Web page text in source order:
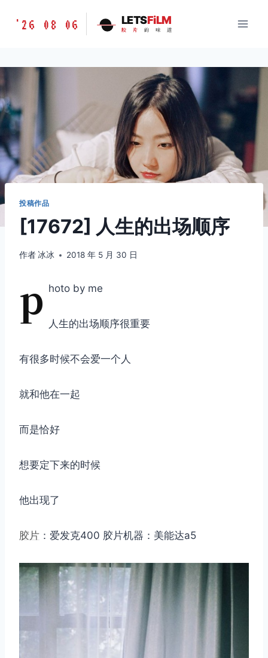
胶
味
LETSFILM
'26 08 06 LETSFiLM
胶 片 的 味 道
投稿作品
[17672] 人生的出场顺序
作者 冰冰 2018 年 5 月 30 日
p hoto by me
人生的出场顺序很重要
有很多时候不会爱一个人
就和他在一起
而是恰好
想要定下来的时候
他出现了
胶片 ：爱发克400 胶片机器：美能达a5